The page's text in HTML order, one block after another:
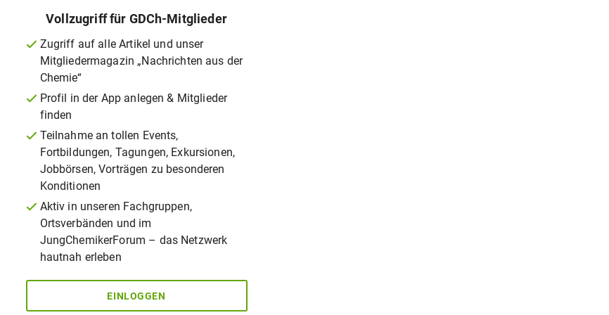
Vollzugriff für GDCh-Mitglieder
Zugriff auf alle Artikel und unser
Mitgliedermagazin „Nachrichten aus der
Chemie“
Profil in der App anlegen & Mitglieder
finden
Teilnahme an tollen Events,
Fortbildungen, Tagungen, Exkursionen,
Jobbörsen, Vorträgen zu besonderen
Konditionen
Aktiv in unseren Fachgruppen,
Ortsverbänden und im
JungChemikerForum – das Netzwerk
hautnah erleben
EINLOGGEN